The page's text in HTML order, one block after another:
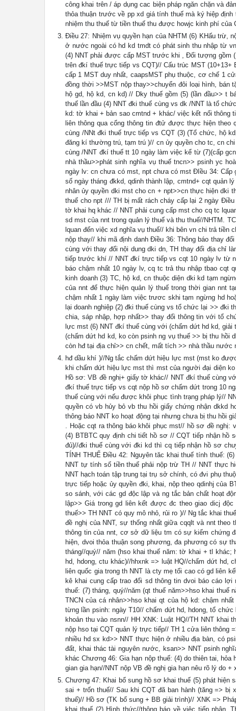
công khai trên / áp dụng cac biện pháp ngăn chặn và
thỏa thuận trước về pp xd giá tính thuế mà ký hiệp
nhiệm thu thuế từ tiền thuế thu được howjc kinh phí của
Điều 27: Nhiệm vụ quyền hạn của NHTM (6) KHấu trừ,
ở nước ngoài có hd kd tmdt có phát sinh thu nhập từ
(4) NNT phải được cấp MST trước khi , Đối tượng gồm
trên đkí thuế trực tiếp vs CQT)// Cấu trúc MST
cấp 1 MST duy nhất, caapsMST phụ thuộc, cơ chế 1
đồng thời >>MST nộp thay>>chuyển đôi loại hình, bán
hộ gd, hộ kd, cn kd) // Dky thuế gồm (5) (lần đầu>> t
thuế lần đầu (4) NNT đki thuế cùng vs dk /NNT là tổ
kd: tờ khai + bản sao cmtnd + khác/ việc kết nối
liên thông qua cổng thông tin đtử được thực hiện
cùng /NNt đki thuế trực tiếp vs CQT (3) (Tổ chức, hộ
đăng kí thường trú, tạm trú )// cn ủy quyền cho tc, cn
cùng /NNT đkí thuế tt 10 ngày làm việc kể từ (7)(cấp
nhà thầu>>phát sinh nghĩa vụ thuế tncn>> psinh yc
ngày lv: cn chưa có mst, npt chưa có mst ĐIều 34: Cấp
số ngày tháng đkkd, qdinh thành lập, cmtnd+ cqt quản
nhân ủy quyền dki mst cho cn + npt>>cn thực hiện dki
thuế cho npt /// TH bị mất rách cháy cấp lại 2 ngày
tờ khai hq khác // NNT phải cung cấp mst cho cq tc
sd mst của nnt trong quản lý thuế và thu thuế//NHTM.
lquan đến việc xd nghĩa vụ thuế// khi bên vn chi trả
nộp thay// khi mã định danh Điều 36: Thông báo thay
cùng với thay đổi nội dung dki dn, TH thay đổi địa chỉ
tiếp trước khí // NNT đkí trực tiếp vs cqt 10 ngày lv từ
báo chậm nhất 10 ngày lv, cq tc trả thu nhập tbao cqt
kinh doanh (3) TC, hộ kd, cn thuộc diện dki kd tạm
của nnt để thực hiện quản lý thuế trong thời gian nnt
chậm nhất 1 ngày làm việc trươc skhi tạm ngừng hd
lại doanh nghiệp (2) đki thuế cùng vs tổ chức lại >>
chia, sáp nhập, hợp nhất>> thay đổi thông tin với tổ
lực mst (6) NNT đkí thuế cùng với (chấm dứt hd kd,
(chấm dứt hd kd, ko còn psinh ng vụ thuế >> bị thu hồi
còn hđ tại địa chỉ>> cn chết, mất tích >> nhà thầu
hđ dầu khí )//Ng tắc chấm dứt hiệu lực mst (mst ko
khi chấm dứt hiệu lực mst thì mst của người đại diện
Hồ sơ: VB đề nghị+ giấy tờ khác// NNT đkí thuế cùng
đkí thuế trực tiếp vs cqt nộp hồ sơ chấm dứt trong 10
thuế cùng với nếu được khôi phục tình trạng pháp lý//
quyền có vb hủy bỏ vb thu hồi giấy chứng nhận dkkd
thông báo NNT ko hoạt động tại nhưng chưa bị thu hồi
. Hoặc cqt ra thông báo khôi phục mst// hồ sơ đề nghị:
(4) BTBTC quy định chi tiết hồ sơ // CQT tiếp nhận
đủ)//đki thuế cùng với đki kd thì cq tiếp nhận hồ sơ
TÍNH THUẾ Điều 42: Nguyên tăc khai thuế tính thuế:
NNT tự tính số tiền thuế phải nộp trừ TH // NNT thực
NNT hạch toán tập trung tại trụ sở chính, có đvi phụ
trực tiếp hoặc ủy quyền đki, khai, nộp theo qdinhj của
so sánh, với các gd độc lập và ng tắc bản chất hoạt
lập>> Giá trong gd liên kết được đc theo giao dicj
thuế>> TH NNT có quy mô nhỏ, rủi ro )// Ng tắc khai
đề nghị của NNT, sự thống nhất giữa cqqlt và nnt
thông tin của nnt, cơ sở dữ liệu tm có sự kiểm chứng
hiện, dvoi thỏa thuận song phương, đa phương có sự
tháng//quý// năm (hso khai thuế năm: tờ khai + tl
hd, hdong, ctu khác)//hhxnk => luật HQ//chấm dứt hd,
liên quốc gia trong th NNT là cty mẹ tối cao có gd liên
kê khai cung cấp trao đổi sd thông tin dvoi báo cáo
thuế: (7) tháng, quý//năm (qt thuế năm>>hso khai thuế
TNCN của cá nhân>>hso khai qt của hộ kd: chậm
từng lần psinh: ngày T10// chấm dứt hd, hdong, tổ
khoản thu vào nsnn// HH XNK: Luật HQ//TH NNT
nộp hso tại CQT quản lý trực tiếp// TH 1 cửa liên thông
nhiều hd sx kd>> NNT thực hiện ở nhiều địa bàn, có
đất, khai thác tài nguyên nước, ksan>> NNT psinh
khác Chương 46: Gia hạn nộp thuế: (4) do thiên tai,
gian gia hạn//NNT nộp VB đề nghị gia hạn nêu rõ lý do
Chương 47: Khai bổ sung hồ sơ khai thuế (5) phát
sai + trốn thuế// Sau khi CQT đã ban hành (tăng =>
thuế)// Hồ sơ (TK bổ sung + BB giải trình)// XNK =>
khai thuế (2) Hình thức//thông báo về việc tiếp nhận,